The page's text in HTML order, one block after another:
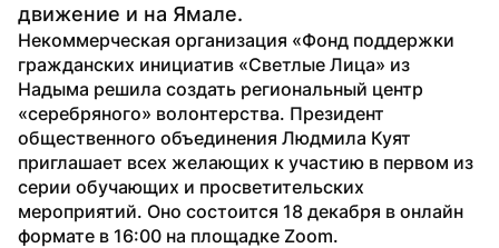
движение и на Ямале.
Некоммерческая организация «Фонд поддержки
гражданских инициатив «Светлые Лица» из
Надыма решила создать региональный центр
«серебряного» волонтерства. Президент
общественного объединения Людмила Куят
приглашает всех желающих к участию в первом из
серии обучающих и просветительских
мероприятий. Оно состоится 18 декабря в онлайн
формате в 16:00 на площадке Zoom.